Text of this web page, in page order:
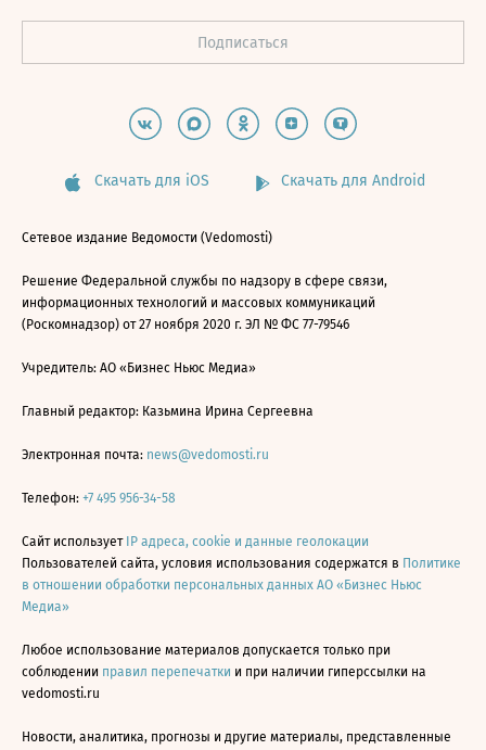
Скачать для iOS Скачать для Android
Сетевое издание Ведомости (Vedomosti)
Решение Федеральной службы по надзору в сфере связи,
информационных технологий и массовых коммуникаций
(Роскомнадзор) от 27 ноября 2020 г. ЭЛ № ФС 77-79546
Учредитель: АО «Бизнес Ньюс Медиа»
Главный редактор: Казьмина Ирина Сергеевна
Электронная почта: news@vedomosti.ru
Телефон: +7 495 956-34-58
Сайт использует IP адреса, cookie и данные геолокации
Пользователей сайта, условия использования содержатся в Политике
в отношении обработки персональных данных АО «Бизнес Ньюс
Медиа»
Любое использование материалов допускается только при
соблюдении правил перепечатки и при наличии гиперссылки на
vedomosti.ru
Новости, аналитика, прогнозы и другие материалы, представленные